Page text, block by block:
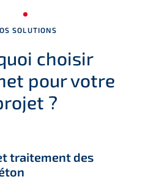
SOLUTIONS
choisir
pour votre
?
traitement des